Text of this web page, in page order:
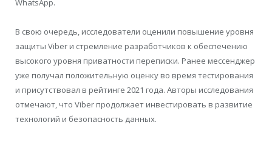
WhatsApp.
В свою очередь, исследователи оценили повышение уровня
защиты Viber и стремление разработчиков к обеспечению
высокого уровня приватности переписки. Ранее мессенджер
уже получал положительную оценку во время тестирования
и присутствовал в рейтинге 2021 года. Авторы исследования
отмечают, что Viber продолжает инвестировать в развитие
технологий и безопасность данных.